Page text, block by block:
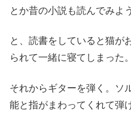
とか昔の小説も読んでみよ
と、読書をしていると猫が
られて一緒に寝てしまった
それからギターを弾く。ソ
能と指がまわってくれて弾